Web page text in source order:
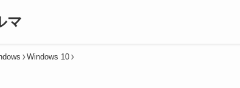
マ
Windows 10